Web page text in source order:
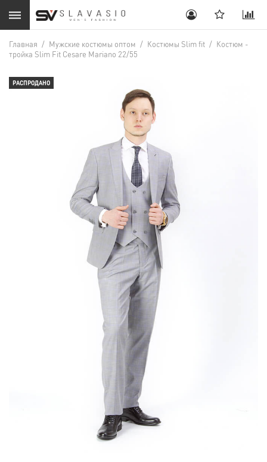
Главная / Мужские костюмы оптом / Костюмы Slim fit / Костюм -
тройка Slim Fit Cesare Mariano 22/55
РАСПРОДАНО